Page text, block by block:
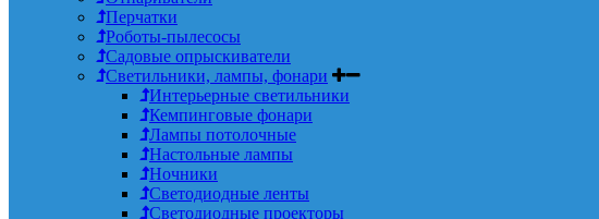
Перчатки
Роботы-пылесосы
Садовые опрыскиватели
Светильники, лампы, фонари
Интерьерные светильники
Кемпинговые фонари
Лампы потолочные
Настольные лампы
Ночники
Светодиодные ленты
Светодиодные проекторы